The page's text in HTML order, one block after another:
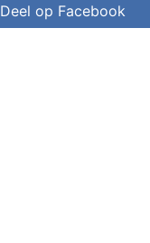
Deel op Facebook